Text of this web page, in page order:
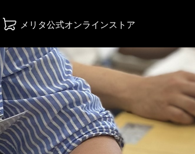
メリタ公式オンラインストア